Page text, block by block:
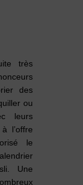
très
des
ou
leurs
l’offre
le
Une